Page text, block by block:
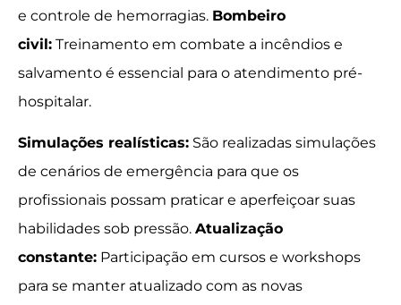
e controle de hemorragias. Bombeiro
civil: Treinamento em combate a incêndios e
salvamento é essencial para o atendimento pré-
hospitalar.
Simulações realísticas: São realizadas simulações
de cenários de emergência para que os
profissionais possam praticar e aperfeiçoar suas
habilidades sob pressão. Atualização
constante: Participação em cursos e workshops
para se manter atualizado com as novas